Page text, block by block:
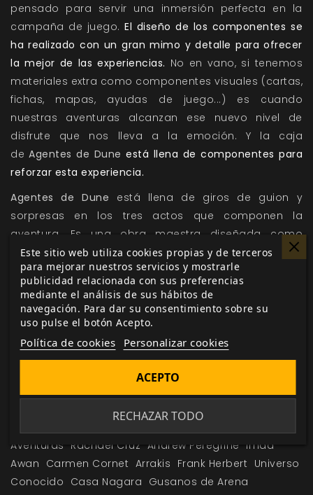
pensado para servir una inmersión perfecta en la
campaña de juego.El diseño de los componentes se
ha realizado con un gran mimo y detalle para ofrecer
la mejor de las experiencias. No en vano, si tenemos
materiales extra como componentes visuales (cartas,
fichas, mapas, ayudas de juego...) es cuando
nuestras aventuras alcanzan ese nuevo nivel de
disfrute que nos lleva a la emoción. Y la caja
deAgentes de Dune está llena de componentes para
reforzar esta experiencia.
Agentes de Dune
está llena de giros de guion y
sorpresas en los tres actos que componen la
aventura. Es una obra maestra diseñada como
introducción a las mecánicas del juego de rol Dune:
Aventuras en elImperio . ¡La especia debe fluir!
Me gusta esto
Agentes de Dune Dune: Aventuras en el
Aventuras Rachael Cruz Andrew Peregrine Imad
Awan Carmen Cornet Arrakis Frank Herbert Universo
Conocido Casa Nagara Gusanos de Arena
Este sitio web utiliza cookies propias y de terceros
para mejorar nuestros servicios y mostrarle
publicidad relacionada con sus preferencias
mediante el análisis de sus hábitos de
navegación. Para dar su consentimiento sobre su
uso pulse el botón Acepto.
Política de cookies Personalizar cookies
RECHAZAR TODO
ACEPTO